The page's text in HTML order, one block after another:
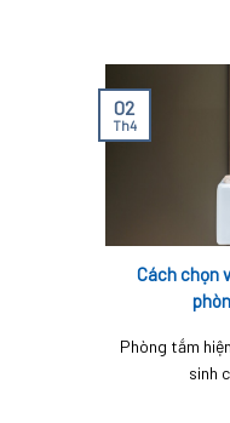
Cách chọn
Phòng tắm
sinh
02
Th4